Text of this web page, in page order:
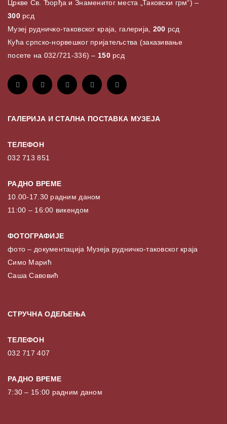
Цркве Св. Ђорђа и Знаменитог места „Таковски грм“) –
300рсд
Музеј рудничко-таковског краја, галерија, 200 рсд
Кућа српско-норвешког пријатељства (заказивање
посете на 032/721-336) – 150рсд
ГАЛЕРИЈА И СТАЛНА ПОСТАВКА МУЗЕЈА
ТЕЛЕФОН
032 713 851
РАДНО ВРЕМЕ
10.00-17.30 радним даном
11:00 – 16:00 викендом
ФОТОГРАФИЈЕ
фото – документација Музеја рудничко-таковског краја
Симо Марић
Саша Савовић
СТРУЧНА ОДЕЉЕЊА
ТЕЛЕФОН
032 717 407
РАДНО ВРЕМЕ
7:30 – 15:00 радним даном